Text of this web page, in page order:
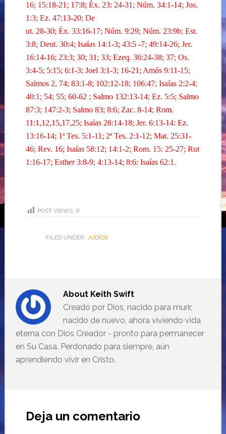
16; 15:18-21; 17:8; Éx. 23: 24-31; Núm. 34:1-14; Jos.
1:3; Ez. 47:13-20; De
ut. 28-30; Éx. 33:16-17; Núm. 9:29; Núm. 23:9b; Est.
3:8; Deut. 30:4; Isaías 14:1-3; 43:5 -7; 49:14-26; Jer.
16:14-16; 23:3; 30; 31; 33; Ezeq. 36:24-38; 37; Os.
3:4-5; 5:15; 6:1-3; Joel 3:1-3; 16-21; Amós 9:11-15;
Salmos 2, 74; 83:1-8; 102:12-18; 106:47; Isaías 2:2-4;
40:1; 54; 55; 60-62 ; Salmo 132:13-14; Ez. 5:5; Salmo
87:3; 147:2-3; Salmo 83; 8:6; Zac. 8-14; Rom.
11:1,12,15,17,25; Isaías 28:14-18; Jer. 6:13-14: Ez.
13:16-14; 1ª Tes. 5:1-11; 2ª Tes. 2:1-12; Mat. 25:31-
46; Rev. 16; Isaías 58:12; 14:1-2; Rom. 15: 25-27; Rut
1:16-17; Esther 3:8-9; 4:13-14; 8:6: Isaías 62:1.
POST VIEWS: 6
FILED UNDER: JUDÍOS
About Keith Swift
Creado por Dios, nacido para murir,
nacido de nuevo, ahora viviendo vida
eterna con Dios Creador - pronto para permanecer
en Su Casa. Perdonado para siempre, aún
aprendiendo vivir en Cristo.
Deja un comentario